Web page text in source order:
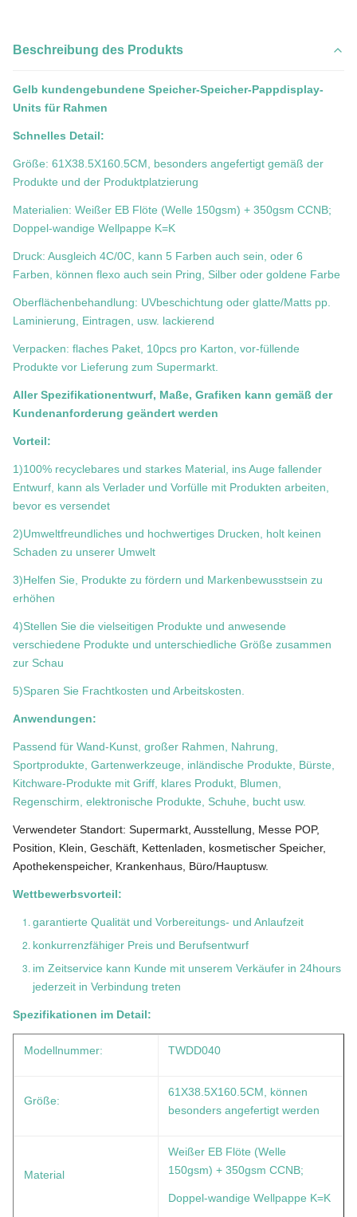
Beschreibung des Produkts
Gelb kundengebundene Speicher-Speicher-Pappdisplay-
Units für Rahmen
Schnelles Detail:
Größe: 61X38.5X160.5CM, besonders angefertigt gemäß der
Produkte und der Produktplatzierung
Materialien: Weißer EB Flöte (Welle 150gsm) + 350gsm CCNB;
Doppel-wandige Wellpappe K=K
Druck: Ausgleich 4C/0C, kann 5 Farben auch sein, oder 6
Farben, können flexo auch sein Pring, Silber oder goldene Farbe
Oberflächenbehandlung: UVbeschichtung oder glatte/Matts pp.
Laminierung, Eintragen, usw. lackierend
Verpacken: flaches Paket, 10pcs pro Karton, vor-füllende
Produkte vor Lieferung zum Supermarkt.
Aller Spezifikationentwurf, Maße, Grafiken kann gemäß der
Kundenanforderung geändert werden
Vorteil:
1)100% recyclebares und starkes Material, ins Auge fallender
Entwurf, kann als Verlader und Vorfülle mit Produkten arbeiten,
bevor es versendet
2)Umweltfreundliches und hochwertiges Drucken, holt keinen
Schaden zu unserer Umwelt
3)Helfen Sie, Produkte zu fördern und Markenbewusstsein zu
erhöhen
4)Stellen Sie die vielseitigen Produkte und anwesende
verschiedene Produkte und unterschiedliche Größe zusammen
zur Schau
5)Sparen Sie Frachtkosten und Arbeitskosten.
Anwendungen:
Passend für Wand-Kunst, großer Rahmen, Nahrung,
Sportprodukte, Gartenwerkzeuge, inländische Produkte, Bürste,
Kitchware-Produkte mit Griff, klares Produkt, Blumen,
Regenschirm, elektronische Produkte, Schuhe, bucht usw.
Verwendeter Standort: Supermarkt, Ausstellung, Messe POP,
Position, Klein, Geschäft, Kettenladen, kosmetischer Speicher,
Apothekenspeicher, Krankenhaus, Büro/Hauptusw.
Wettbewerbsvorteil:
garantierte Qualität und Vorbereitungs- und Anlaufzeit
konkurrenzfähiger Preis und Berufsentwurf
im Zeitservice kann Kunde mit unserem Verkäufer in 24hours
jederzeit in Verbindung treten
Spezifikationen im Detail:
Modellnummer: TWDD040
Größe:
61X38.5X160.5CM, können
besonders angefertigt werden
Material
Weißer EB Flöte (Welle
150gsm) + 350gsm CCNB;
Doppel-wandige Wellpappe K=K